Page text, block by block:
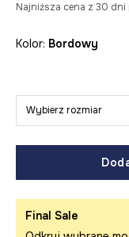
Najniższa cena z 30 dni
Kolor: bordowy
Wybierz rozmiar
Final Sale